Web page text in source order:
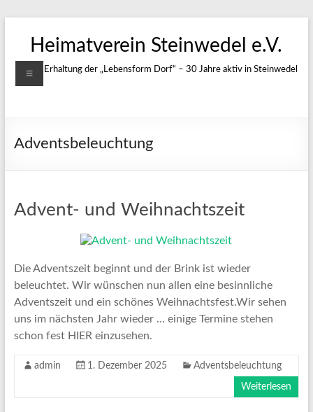
Inhalt
springenHeimatverein Steinwedel e.V.
Für die Erhaltung der „Lebensform Dorf“ – 30 Jahre aktiv in Steinwedel
Menü
Adventsbeleuchtung
Advent- und Weihnachtszeit
Die Adventszeit beginnt und der Brink ist wieder
beleuchtet. Wir wünschen nun allen eine besinnliche
Adventszeit und ein schönes Weihnachtsfest.Wir sehen
uns im nächsten Jahr wieder … einige Termine stehen
schon fest HIER einzusehen.
admin 1. Dezember 2025 Adventsbeleuchtung
Weiterlesen